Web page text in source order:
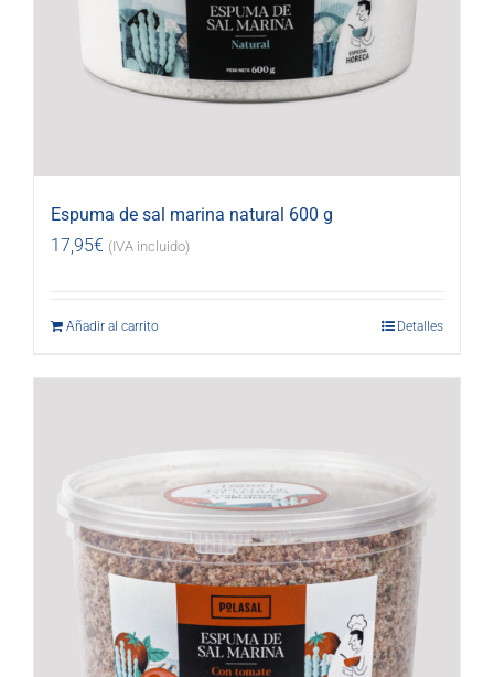
Espuma de sal marina natural 600 g
17,95€ (IVA incluido)
Añadir al carrito Detalles